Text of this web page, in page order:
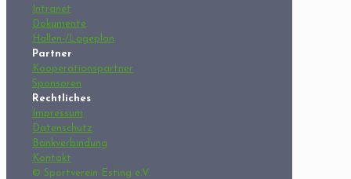
Intranet
Dokumente
Hallen-/Lageplan
Partner
Kooperationspartner
Sponsoren
Rechtliches
Impressum
Datenschutz
Bankverbindung
Kontakt
© Sportverein Esting e.V.